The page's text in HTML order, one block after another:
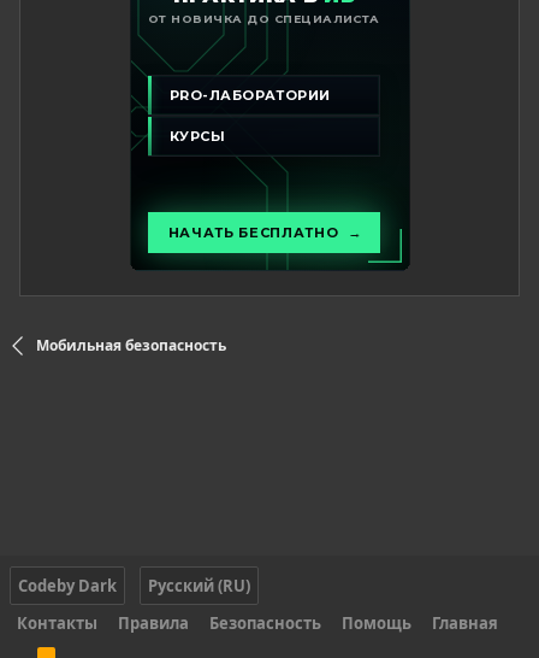
Мобильная безопасность
Codeby Dark
Русский (RU)
Контакты
Правила Безопасность Помощь Главная